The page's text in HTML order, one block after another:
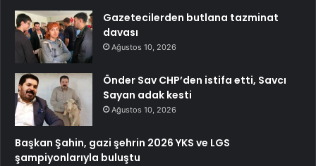
Gazetecilerden butlana tazminat
davası
Ağustos 10, 2026
Önder Sav CHP’den istifa etti, Savcı
Sayan adak kesti
Ağustos 10, 2026
Başkan Şahin, gazi şehrin 2026 YKS ve LGS
şampiyonlarıyla buluştu